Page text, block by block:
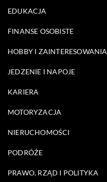
EDUKACJA
FINANSE OSOBISTE
HOBBY I ZAINTERESOWANIA
JEDZENIE I NAPOJE
KARIERA
MOTORYZACJA
NIERUCHOMOŚCI
PODRÓŻE
PRAWO, RZĄD I POLITYKA